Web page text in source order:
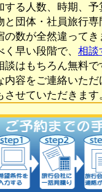
する人数、時期、
と団体・社員旅行
の数が全然違って
く早い段階で、 相談
談はもちろん無料で
内容をご連絡いた
させていただきます